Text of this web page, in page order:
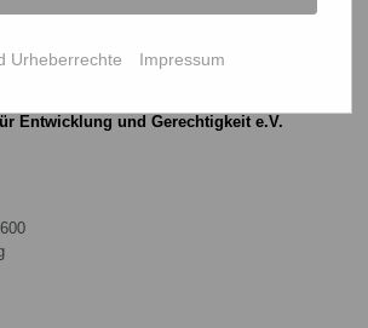
Entwicklung und Gerechtigkeit e.V.
Urheberrechte Impressum